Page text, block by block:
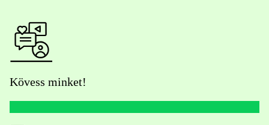
Kövess minket!